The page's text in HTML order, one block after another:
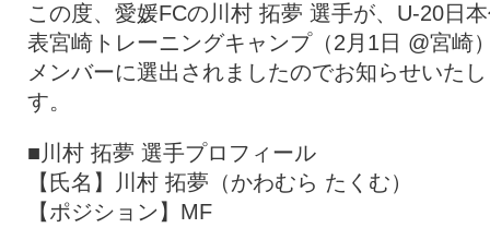
トップチーム アカデミー
スポンサー
この度、愛媛FCの川村 拓夢 選手が、U-20日
表宮崎トレーニングキャンプ（2月1日 @宮崎
メンバーに選出されましたのでお知らせいた
す。
■川村 拓夢 選手プロフィール
【氏名】川村 拓夢（かわむら たくむ）
【ポジション】MF